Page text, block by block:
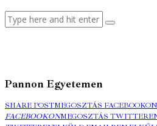
Pannon Egyetemen
SHARE POSTMEGOSZTÁS FACEBOOKON
FACEBOOKONMEGOSZTÁS